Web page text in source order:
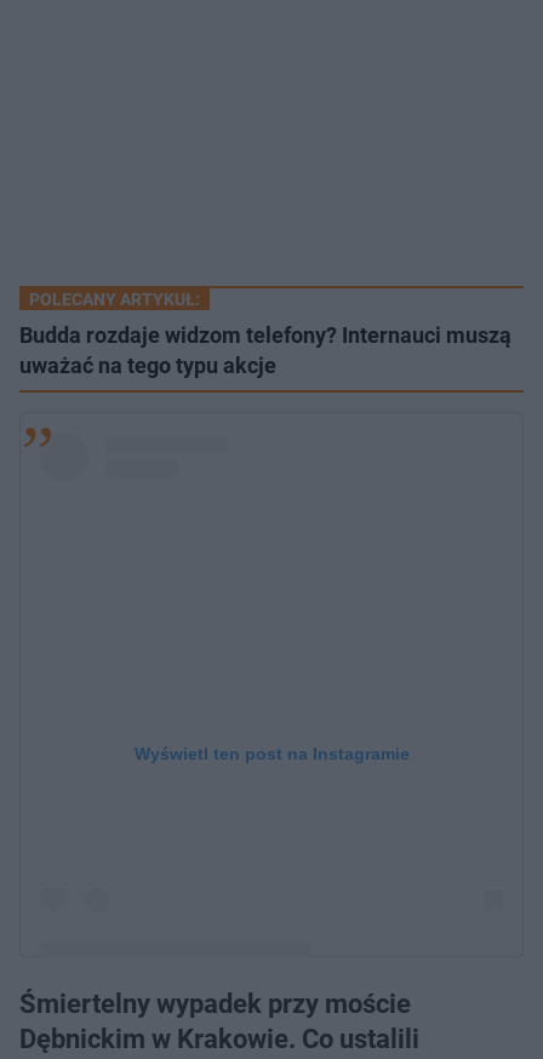
POLECANY ARTYKUŁ:
Budda rozdaje widzom telefony? Internauci muszą
uważać na tego typu akcje
Wyświetl ten post na Instagramie
Post udostępniony przez Sylwia Peretti (@sylwia_peretti)
Śmiertelny wypadek przy moście
Dębnickim w Krakowie. Co ustalili